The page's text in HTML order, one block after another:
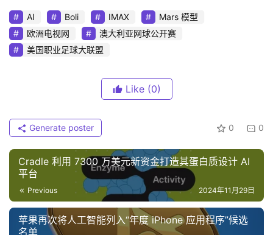
AI Boli IMAX
Mars 模型
欧洲电视网
澳大利亚网球公开赛
美国职业足球大联盟
Like (0)
0 0
Generate poster
Cradle 利用 7300 万美元新资金打造其蛋白质设计 AI
平台
Previous 2024年11月29日
苹果再次将人工智能列入“年度 iPhone 应用程序”候选
名单